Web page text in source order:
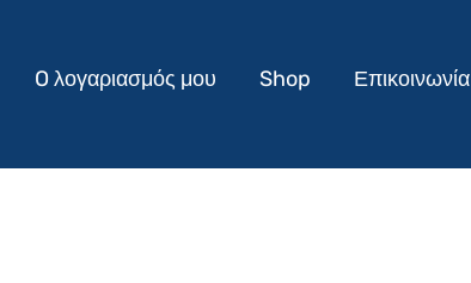
O λογαριασμός μου Shop Επικοινωνία